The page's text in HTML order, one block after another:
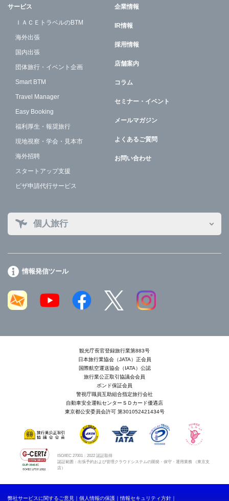
サービス
ＩＡＣＥトラベルのBTM
海外出張
国内出張
団体旅行・イベント企画
Smart BTM
Travel Manager
Easy Booking
福利厚生・報奨旅行
現地視察・学会・見本市
海外招聘
スタートアップ支援
ビザ申請代行サービス
企業情報
IR情報
採用情報
店舗案内
コラム
セミナー・イベント
メールマガジン
よくあるご質問
お問い合わせ
個人旅行
情報発信ツール
観光庁長官登録旅行業第883号
日本旅行業協会（JATA）正会員
国際航空運送協会（IATA）公認
旅行業公正取引協議会会員
ボンド保証会員
警視庁職員互助組合指定旅行会社
自動車安全運転センターＳＤカード優遇店
東京都公安委員会許可 第301052421434号
ISO/IEC 27001：2022 認証取得
認証範囲：出張予約および管理クラウドシステムの開発・保守・運用業務 （東京支
店）
弊社サービスに関するご意見 個人情報の保護 情報セキュリティ方針